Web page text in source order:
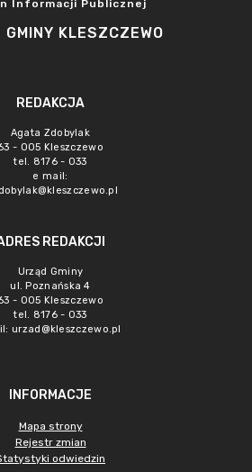
Informacji Publicznej
GMINY KLESZCZEWO
REDAKCJA
Agata Zdobylak
- 005 Kleszczewo
tel. 8176 - 033
e mail:
REDAKCJI
Urząd Gminy
ul. Poznańska 4
- 005 Kleszczewo
tel. 8176 - 033
urzad@kleszczewo.pl
INFORMACJE
Mapa strony
Rejestr zmian
odwiedzin